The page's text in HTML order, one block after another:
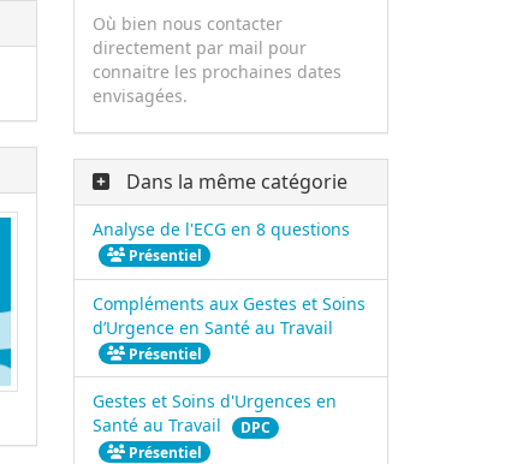
Où bien nous contacter
directement par mail pour
connaitre les prochaines dates
envisagées.
Dans la même catégorie
Analyse de l'ECG en 8 questions
Présentiel
Compléments aux Gestes et Soins
d’Urgence en Santé au Travail
Présentiel
Gestes et Soins d'Urgences en
Santé au Travail
DPC
Présentiel